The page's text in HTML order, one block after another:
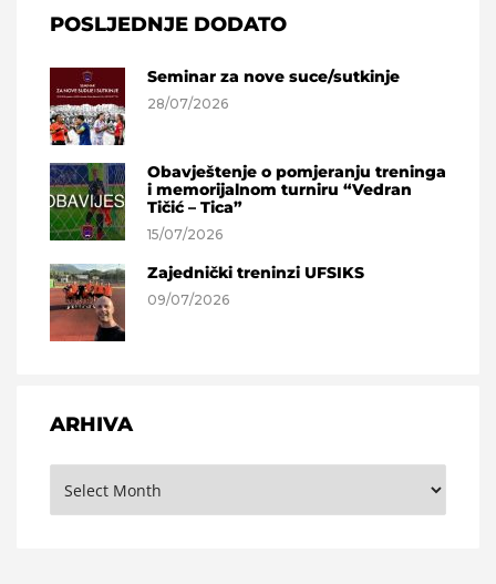
POSLJEDNJE DODATO
Seminar za nove suce/sutkinje
28/07/2026
Obavještenje o pomjeranju treninga
i memorijalnom turniru “Vedran
Tičić – Tica”
15/07/2026
Zajednički treninzi UFSIKS
09/07/2026
ARHIVA